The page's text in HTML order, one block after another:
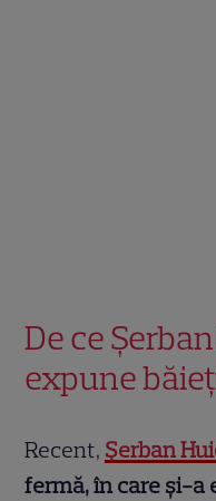
De ce
expune
Recent, Șerban
fermă, în care și-a